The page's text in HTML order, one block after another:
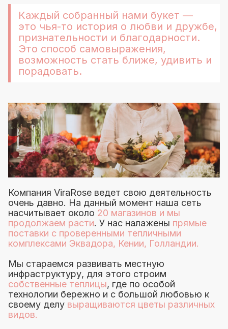
Каждый собранный нами букет —
это чья-то история о любви и дружбе,
признательности и благодарности.
Это способ самовыражения,
возможность стать ближе, удивить и
порадовать.
Компания ViraRose ведет свою деятельность
очень давно. На данный момент наша сеть
насчитывает около 20 магазинов и мы
продолжаем расти. У нас налажены прямые
поставки с проверенными тепличными
комплексами Эквадора, Кении, Голландии.
Мы стараемся развивать местную
инфраструктуру, для этого строим
собственные теплицы, где по особой
технологии бережно и с большой любовью к
своему делу выращиваются цветы различных
видов.